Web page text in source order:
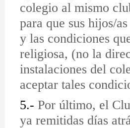
colegio al mismo
para que sus hijos/
y las condiciones
religiosa, (no la
instalaciones del
aceptar tales
5.- Por último, el
ya remitidas días